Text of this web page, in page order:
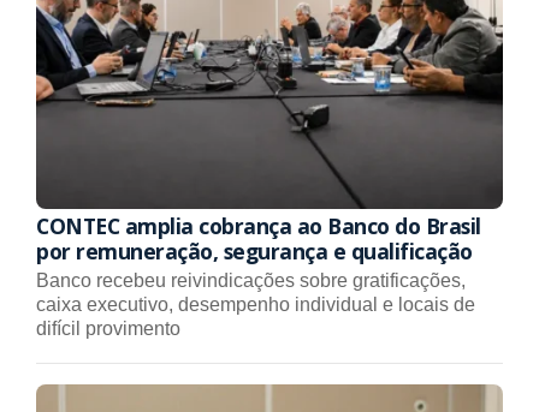
CONTEC amplia cobrança ao Banco do Brasil
por remuneração, segurança e qualificação
Banco recebeu reivindicações sobre gratificações,
caixa executivo, desempenho individual e locais de
difícil provimento